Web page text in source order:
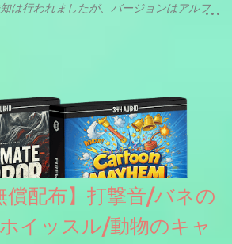
は行われましたが、バージョンはアルフ
ーです。調べたところによるとオープン
した製品のようです。
償配布】打撃音/バネの
イッスル/動物のキャ